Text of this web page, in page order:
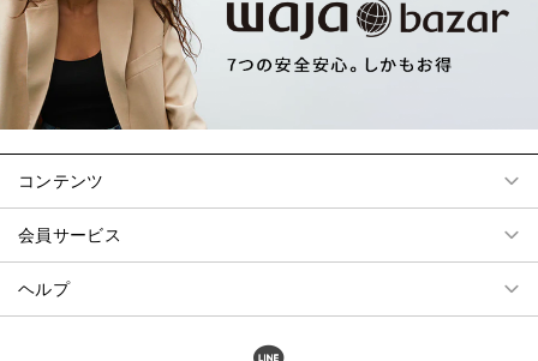
コンテンツ
会員サービス
ヘルプ